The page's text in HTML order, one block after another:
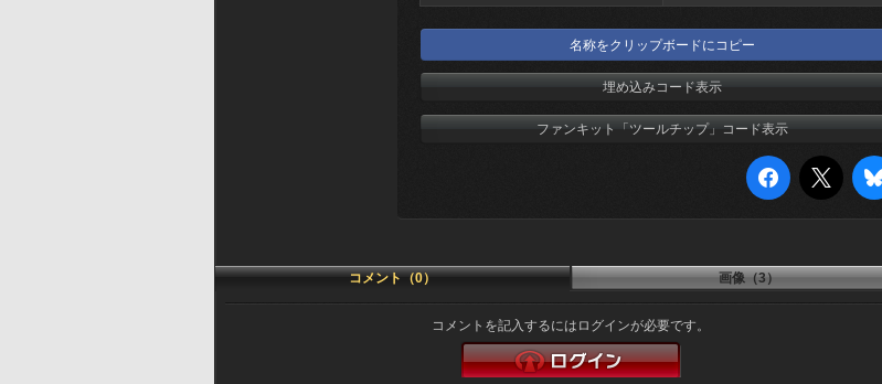
名称をクリップボードにコピー
埋め込みコード表示
ファンキット「ツールチップ」コード表示
コメント（0） 画像（3）
コメントを記入するにはログインが必要です。